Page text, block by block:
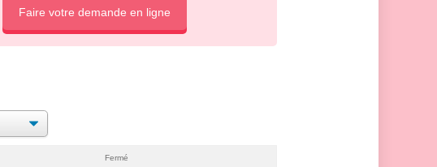
Faire votre demande en ligne
Fermé